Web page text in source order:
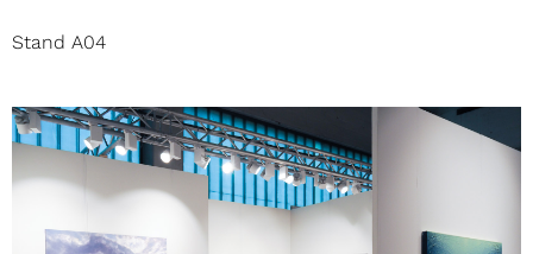
Stand A04